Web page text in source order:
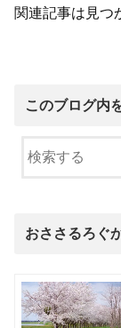
関連記事は見つ
このブログ内
おささるろぐ